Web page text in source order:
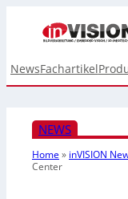
NewsFachartikel
NEWS
Home» inVISION
Center